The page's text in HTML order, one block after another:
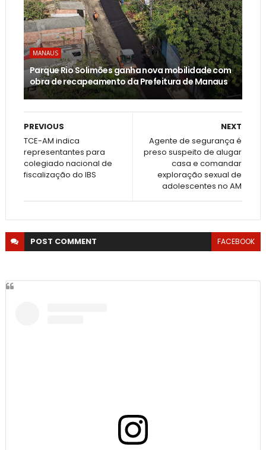
MANAUS
Parque Rio Solimões ganha nova mobilidade com
obra de recapeamento da Prefeitura de Manaus
NEXT
Agente de segurança é
preso suspeito de alugar
casa e comandar
exploração sexual de
adolescentes no AM
PREVIOUS
TCE-AM indica
representantes para
colegiado nacional de
fiscalização do IBS
POST COMMENT FACEBOOK